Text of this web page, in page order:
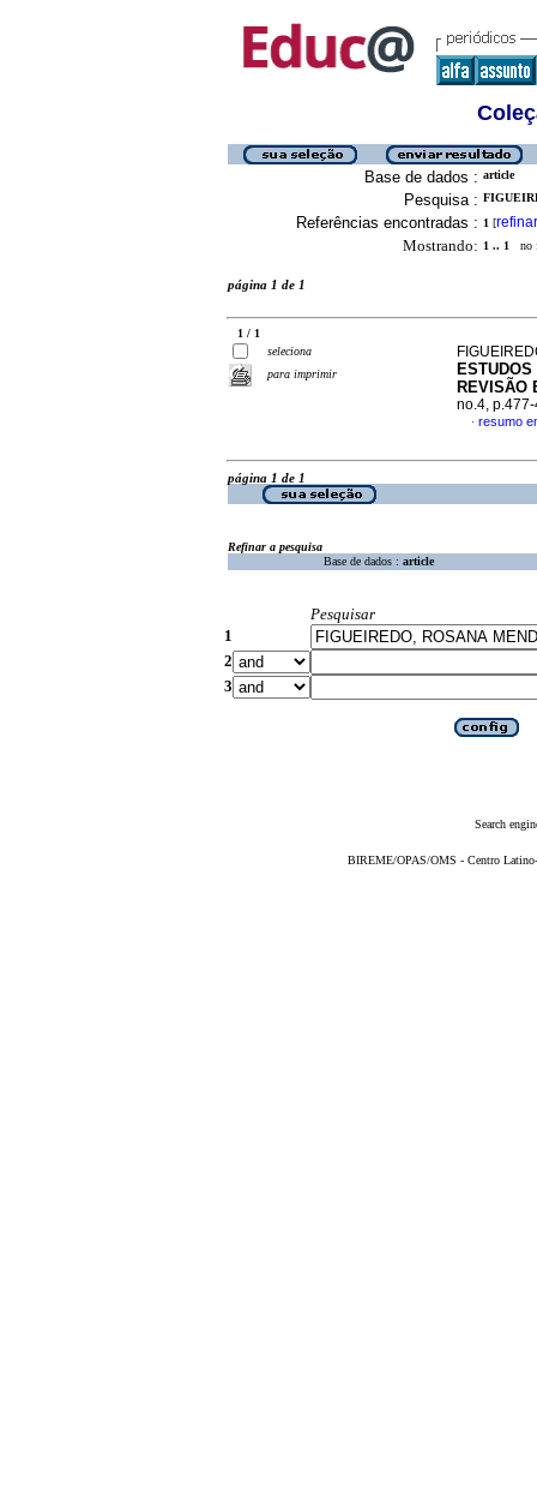
Base de dados : article
Pesquisa :
Referências encontradas : 1 [refinar
Mostrando: 1 .. 1 no
página 1 de 1
1 / 1
seleciona
para imprimir
REVISÃO
no.4,
· resumo
página 1 de 1
Refinar a pesquisa
Base de dados : article
Pesquisar
1
2
3
Search
BIREME/OPAS/OMS - Centro Latino-